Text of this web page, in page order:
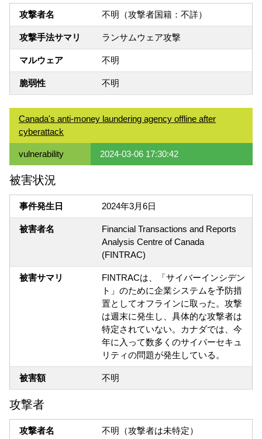
攻撃者名 不明（攻撃者国籍：不詳）
攻撃手法サマリ ランサムウェア攻撃
マルウェア 不明
脆弱性 不明
Canada's anti-money laundering agency offline after
cyberattack
vulnerability 2024-03-06 17:30:42
被害状況
事件発生日 2024年3月6日
被害者名
Financial Transactions and Reports
Analysis Centre of Canada
(FINTRAC)
被害サマリ
FINTRACは、「サイバーインシデン
ト」のために企業システムを予防措
置としてオフラインに取った。攻撃
は週末に発生し、具体的な攻撃者は
特定されていない。カナダでは、今
年に入って数多くのサイバーセキュ
リティの問題が発生している。
被害額 不明
攻撃者
攻撃者名 不明（攻撃者は未特定）